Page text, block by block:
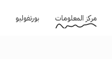
مركز المعلومات بورتفوليو